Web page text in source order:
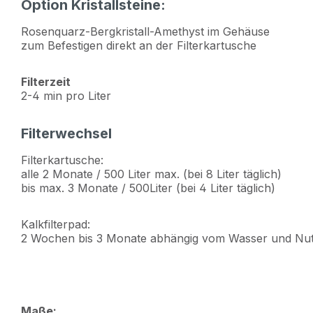
Option Kristallsteine:
Rosenquarz-Bergkristall-Amethyst im Gehäuse
zum Befestigen direkt an der Filterkartusche
Filterzeit
2-4 min pro Liter
Filterwechsel
Filterkartusche:
alle 2 Monate / 500 Liter max. (bei 8 Liter täglich)
bis max. 3 Monate / 500Liter (bei 4 Liter täglich)
Kalkfilterpad:
2 Wochen bis 3 Monate abhängig vom Wasser und